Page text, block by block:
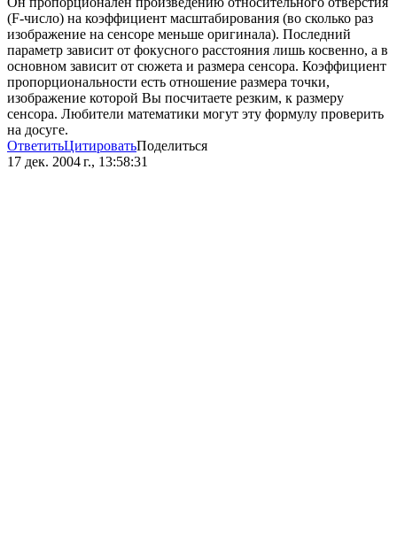
(F-число) на коэффициент масштабирования (во сколько раз
изображение на сенсоре меньше оригинала). Последний
параметр зависит от фокусного расстояния лишь косвенно, а в
основном зависит от сюжета и размера сенсора. Коэффициент
пропорциональности есть отношение размера точки,
изображение которой Вы посчитаете резким, к размеру
сенсора. Любители математики могут эту формулу проверить
на досуге.
ОтветитьЦитироватьПоделиться
17 дек. 2004 г., 13:58:31